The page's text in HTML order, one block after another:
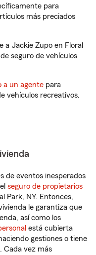
para
más preciados
a Jackie Zupo en Floral
seguro de vehículos
a un agente para
vehículos recreativos.
de eventos inesperados
seguro de propietarios
Park, NY. Entonces,
le garantiza que
así como los
está cubierta
gestiones o tiene
Cada vez más